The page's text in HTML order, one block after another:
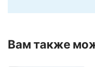
терпимость — это
реально
человечеству
Вам также